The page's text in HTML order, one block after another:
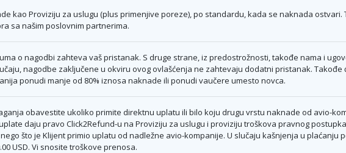
kao Proviziju za uslugu (plus primenjive poreze), po standardu, kada se naknada
sa našim poslovnim partnerima.
o nagodbi zahteva vaš pristanak. S druge strane, iz predostrožnosti, takođe nama i
nagodbe zaključene u okviru ovog ovlašćenja ne zahtevaju dodatni pristanak.
ponudi manje od 80% iznosa naknade ili ponudi vaučere umesto novca.
obavestite ukoliko primite direktnu uplatu ili bilo koju drugu vrstu naknade od avio-
daju pravo Click2Refund-u na Proviziju za uslugu i proviziju troškova pravnog
što je Klijent primio uplatu od nadležne avio-kompanije. U slučaju kašnjenja u plaćanju
USD. Vi snosite troškove prenosa.